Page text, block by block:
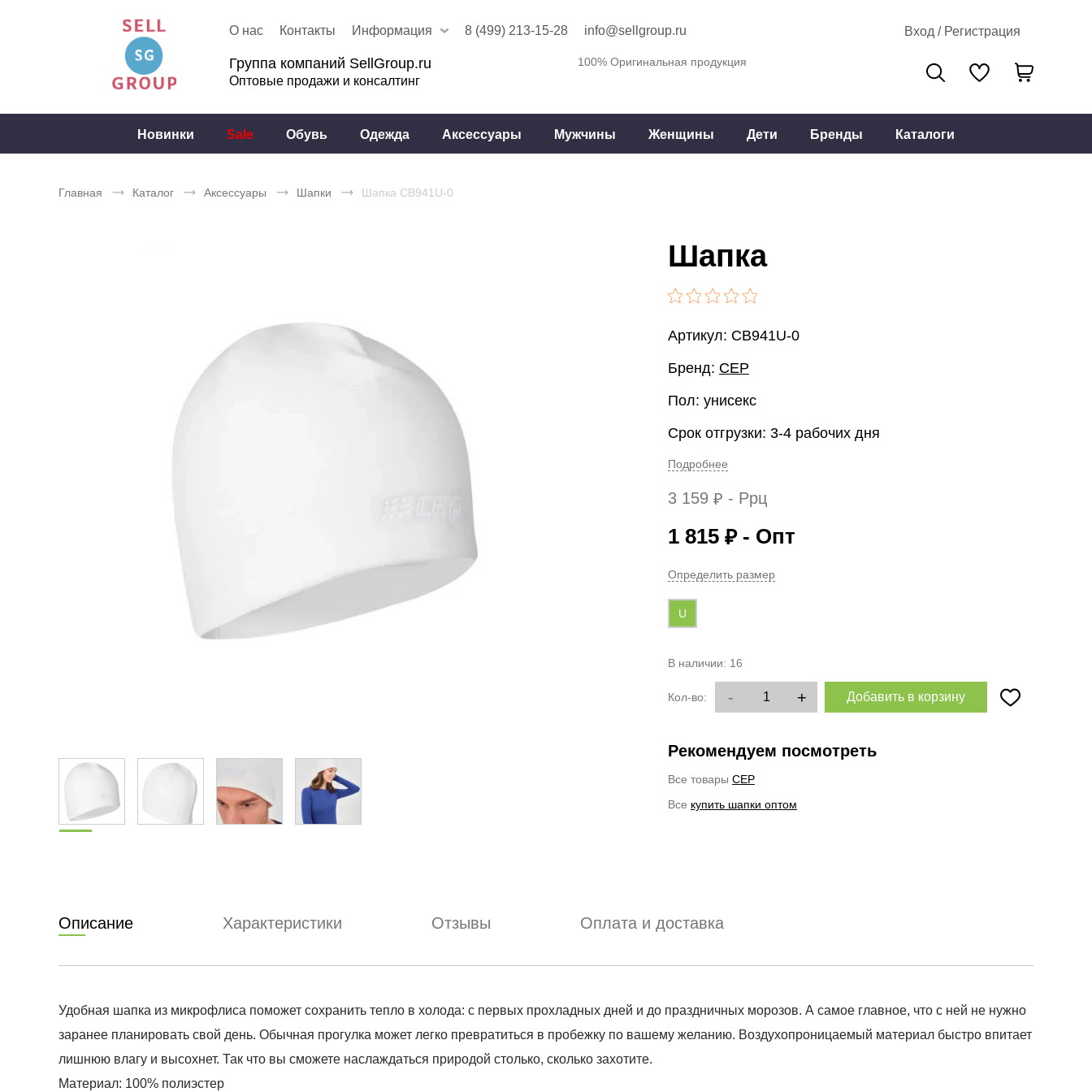
О нас Контакты Информация 8 (499) 213-15-28 info@sellgroup.ru Вход / Регистрация
Группа компаний SellGroup.ru
Оптовые продажи и консалтинг
100% Оригинальная продукция
Новинки Sale Обувь Одежда Аксессуары Мужчины Женщины Дети Бренды Каталоги
Главная Каталог Аксессуары Шапки Шапка CB941U-0
Шапка
Артикул: CB941U-0
Бренд: CEP
Пол: унисекс
Срок отгрузки: 3-4 рабочих дня
Подробнее
3 159 ₽ - Ррц
1 815 ₽- Опт
Определить размер
U
В наличии: 16
Кол-во: - + Добавить в корзину
Рекомендуем посмотреть
Все товары CEP
Все купить шапки оптом
Описание Характеристики Отзывы Оплата и доставка
Удобная шапка из микрофлиса поможет сохранить тепло в холода: с первых прохладных дней и до праздничных морозов. А самое главное, что с ней не нужно
заранее планировать свой день. Обычная прогулка может легко превратиться в пробежку по вашему желанию. Воздухопроницаемый материал быстро впитает
лишнюю влагу и высохнет. Так что вы сможете наслаждаться природой столько, сколько захотите.
Материал: 100% полиэстер